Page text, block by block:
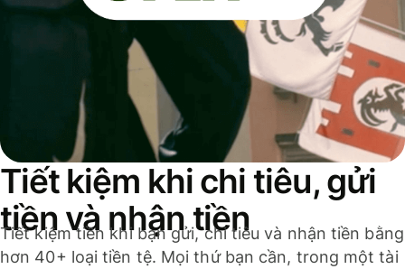
Tiết kiệm khi chi tiêu, gửi
tiền và nhận tiền
Tiết kiệm tiền khi bạn gửi, chi tiêu và nhận tiền bằng
hơn 40+ loại tiền tệ. Mọi thứ bạn cần, trong một tài